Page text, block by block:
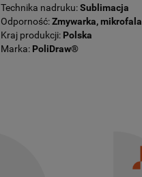
Technika nadruku:Sublimacja
Odporność:Zmywarka, mikrofala
Kraj produkcji: Polska
Marka: PoliDraw®